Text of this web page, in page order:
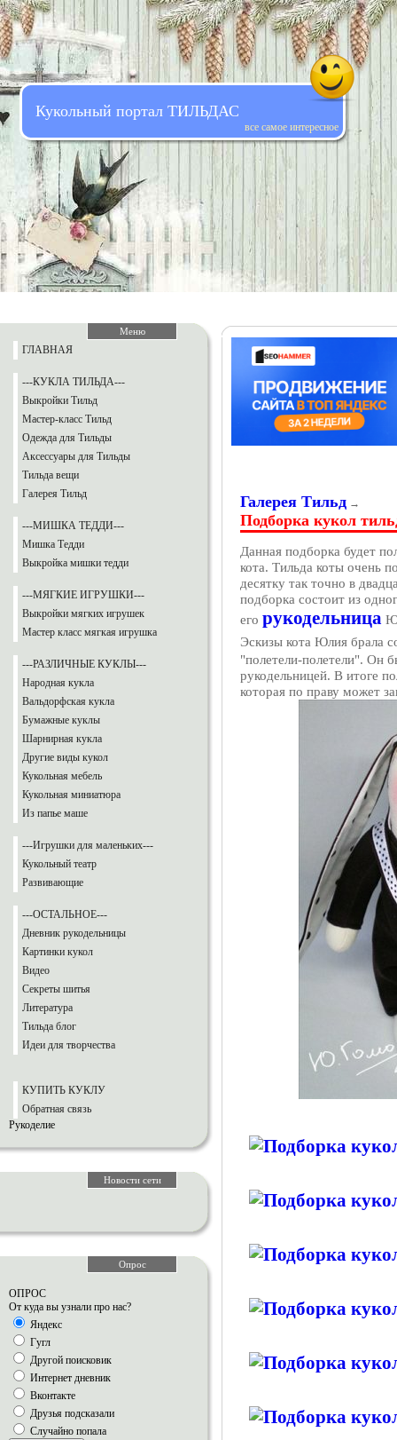
Кукольный портал ТИЛЬДАС
все самое интересное
Меню
ГЛАВНАЯ
---КУКЛА ТИЛЬДА---
Выкройки Тильд
Мастер-класс Тильд
Одежда для Тильды
Аксессуары для Тильды
Тильда вещи
Галерея Тильд
---МИШКА ТЕДДИ---
Мишка Тедди
Выкройка мишки тедди
---МЯГКИЕ ИГРУШКИ---
Выкройки мягких игрушек
Мастер класс мягкая игрушка
---РАЗЛИЧНЫЕ КУКЛЫ---
Народная кукла
Вальдорфская кукла
Бумажные куклы
Шарнирная кукла
Другие виды кукол
Кукольная мебель
Кукольная миниатюра
Из папье маше
---Игрушки для маленьких---
Кукольный театр
Развивающие
---ОСТАЛЬНОЕ---
Дневник рукодельницы
Картинки кукол
Видео
Секреты шитья
Литература
Тильда блог
Идеи для творчества
КУПИТЬ КУКЛУ
Обратная связь
Рукоделие
Новости сети
Опрос
ОПРОС
От куда вы узнали про нас?
Яндекс
Гугл
Другой поисковик
Интернет дневник
Вконтакте
Друзья подсказали
Случайно попала
Галерея Тильд →
Подборка кукол
Данная подборка будет
кота. Тильда коты очень
десятку так точно в
подборка состоит из
его рукодельница
Эскизы кота Юлия брала
"полетели-полетели". Он
рукодельницей. В итоге
которая по праву может